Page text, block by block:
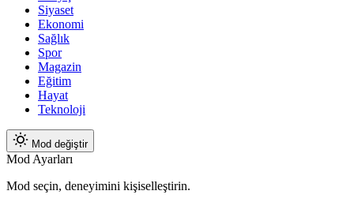
Siyaset
Ekonomi
Sağlık
Spor
Magazin
Eğitim
Hayat
Teknoloji
Mod değiştir
Mod Ayarları
Mod seçin, deneyimini kişiselleştirin.